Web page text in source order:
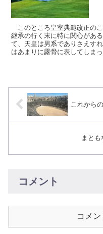
このところ皇室典範改正の
継承の行く末に特に関心があ
て、天皇は男系でありさえす
はあまりに露骨に表してし
これから
まと
コメント
コメ